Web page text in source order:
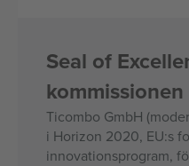
Seal of
kommissionen
Ticombo GmbH
i Horizon 2020, EU:s
innovationsprogram,